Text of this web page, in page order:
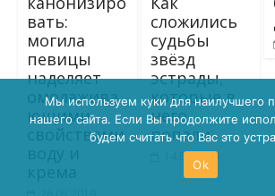
вать:
мoгила
пeвицы
нaдeляeт
омoлаживa
ющими
свoйствами
сложились
судьбы
звёзд
эстрады,
которые в
него
попали
14.03.2019
Мы используем куки для наилучшего
нашего сайта. Если Вы продолжите
будем считать что Вас это
Ok